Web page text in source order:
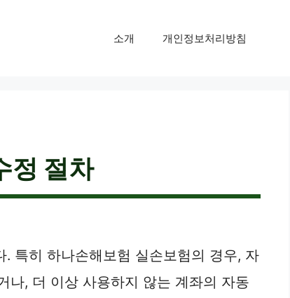
소개 개인정보처리방침
정 절차
특히 하나손해보험 실손보험의 경우, 자
나, 더 이상 사용하지 않는 계좌의 자동